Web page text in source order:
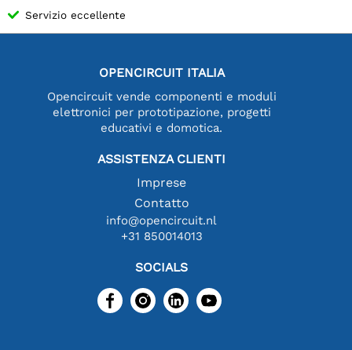
Servizio eccellente
OPENCIRCUIT ITALIA
Opencircuit vende componenti e moduli
elettronici per prototipazione, progetti
educativi e domotica.
ASSISTENZA CLIENTI
Imprese
Contatto
info@opencircuit.nl
+31 850014013
SOCIALS